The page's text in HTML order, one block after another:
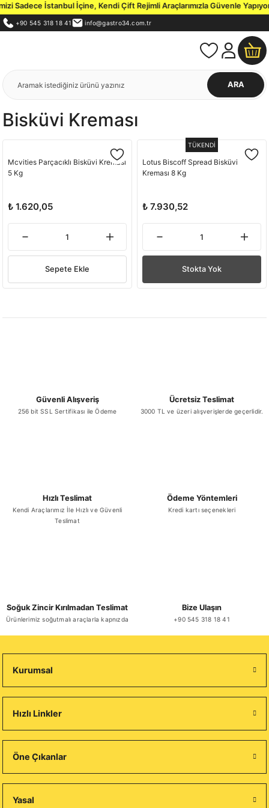
Sadece İstanbul İçine, Kendi Çift Rejimli Araçlarımızla Güvenle
+90 545 318 18 41 info@gastro34.com.tr
ARA
Bisküvi Kreması
Mcvities Parçacıklı Bisküvi Kreması
5 Kg
₺ 1.620,05
Sepete Ekle
TÜKENDİ
Lotus Biscoff Spread Bisküvi
Kreması 8 Kg
₺ 7.930,52
Stokta Yok
Güvenli Alışveriş
256 bit SSL Sertifikası ile Ödeme
Ücretsiz Teslimat
3000 TL ve üzeri alışverişlerde geçerlidir.
Hızlı Teslimat
Kendi Araçlarımız İle Hızlı ve Güvenli
Teslimat
Ödeme Yöntemleri
Kredi kartı seçenekleri
Soğuk Zincir Kırılmadan Teslimat
Ürünlerimiz soğutmalı araçlarla kapnızda
Bize Ulaşın
+90 545 318 18 41
Kurumsal
Hızlı Linkler
Öne Çıkanlar
Yasal